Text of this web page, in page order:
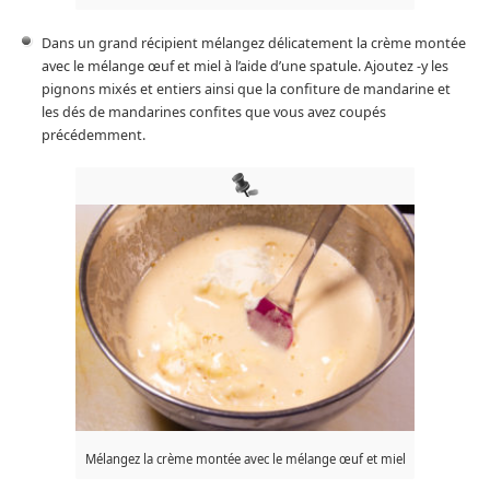
Dans un grand récipient mélangez délicatement la crème montée
avec le mélange œuf et miel à l’aide d’une spatule. Ajoutez -y les
pignons mixés et entiers ainsi que la confiture de mandarine et
les dés de mandarines confites que vous avez coupés
précédemment.
Mélangez la crème montée avec le mélange œuf et miel